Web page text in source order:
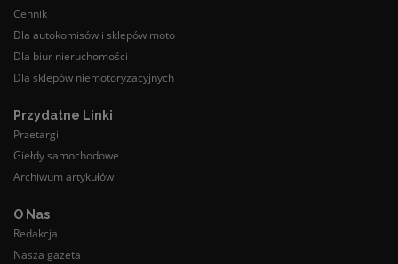
Cennik
Dla autokomisów i sklepów moto
Dla biur nieruchomości
Dla sklepów niemotoryzacyjnych
Przydatne Linki
Przetargi
Giełdy samochodowe
Archiwum artykułów
O Nas
Redakcja
Nasza gazeta